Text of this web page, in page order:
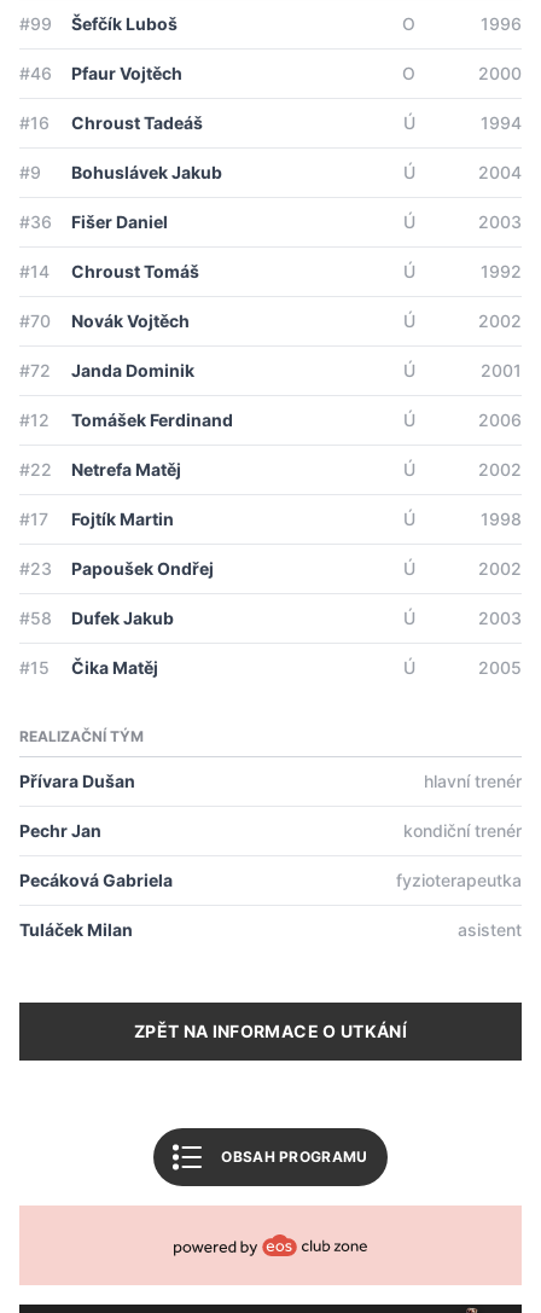
#99 Šefčík Luboš O 1996
#46 Pfaur Vojtěch O 2000
#16 Chroust Tadeáš Ú 1994
#9 Bohuslávek Jakub Ú 2004
#36 Fišer Daniel Ú 2003
#14 Chroust Tomáš Ú 1992
#70 Novák Vojtěch Ú 2002
#72 Janda Dominik Ú 2001
#12 Tomášek Ferdinand Ú 2006
#22 Netrefa Matěj Ú 2002
#17 Fojtík Martin Ú 1998
#23 Papoušek Ondřej Ú 2002
#58 Dufek Jakub Ú 2003
#15 Čika Matěj Ú 2005
REALIZAČNÍ TÝM
Přívara Dušan hlavní trenér
Pechr Jan kondiční trenér
Pecáková Gabriela fyzioterapeutka
Tuláček Milan asistent
ZPĚT NA INFORMACE O UTKÁNÍ
OBSAH PROGRAMU
Český florbal